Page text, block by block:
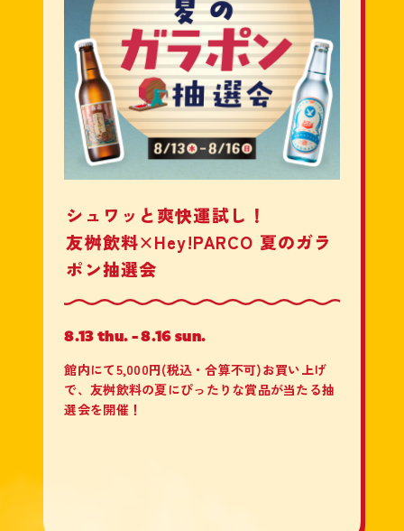
シュワッと爽快運試し！
友桝飲料×Hey!PARCO 夏のガラ
ポン抽選会
8.13 thu. - 8.16 sun.
館内にて5,000円(税込・合算不可)お買い上げ
で、友桝飲料の夏にぴったりな賞品が当たる抽
選会を開催！